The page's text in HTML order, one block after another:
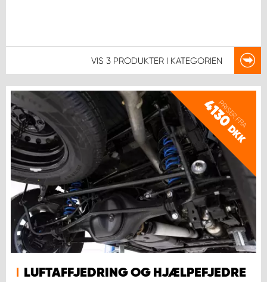
VIS 3 PRODUKTER I KATEGORIEN
PRISER FRA
4130
DKK
LUFTAFFJEDRING OG HJÆLPEFJEDRE